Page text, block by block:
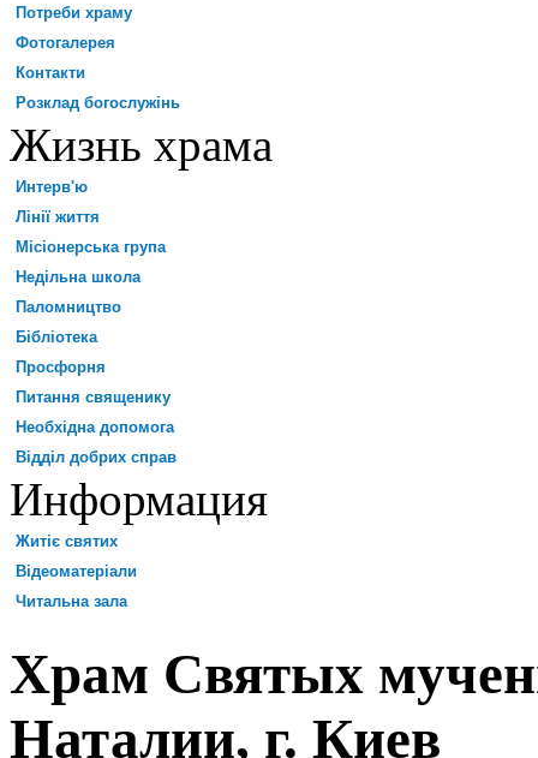
Потреби храму
Фотогалерея
Контакти
Розклад богослужінь
Жизнь храма
Интерв'ю
Лінії життя
Місіонерська група
Недільна школа
Паломництво
Бібліотека
Просфорня
Питання священику
Необхідна допомога
Відділ добрих справ
Информация
Житіє святих
Відеоматеріали
Читальна зала
Храм Святых
Наталии, г. Киев